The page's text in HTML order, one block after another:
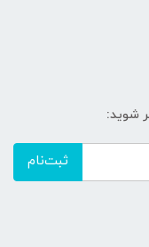
شوید:
ثبت‌نام